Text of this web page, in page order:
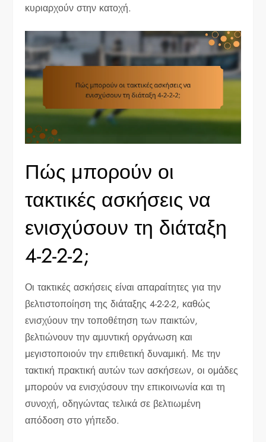
κυριαρχούν στην κατοχή.
Πώς μπορούν οι
τακτικές ασκήσεις να
ενισχύσουν τη διάταξη
4-2-2-2;
Οι τακτικές ασκήσεις είναι απαραίτητες για την
βελτιστοποίηση της διάταξης 4-2-2-2, καθώς
ενισχύουν την τοποθέτηση των παικτών,
βελτιώνουν την αμυντική οργάνωση και
μεγιστοποιούν την επιθετική δυναμική. Με την
τακτική πρακτική αυτών των ασκήσεων, οι ομάδες
μπορούν να ενισχύσουν την επικοινωνία και τη
συνοχή, οδηγώντας τελικά σε βελτιωμένη
απόδοση στο γήπεδο.